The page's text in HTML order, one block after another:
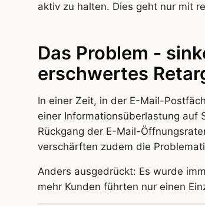
aktiv zu halten. Dies geht nur mit
Das Problem -
erschwertes
In einer Zeit, in der E-Mail-
einer Informationsüberlastung auf
Rückgang der E-Mail-
verschärften zudem die
Anders ausgedrückt: Es wurde
mehr Kunden führten nur einen